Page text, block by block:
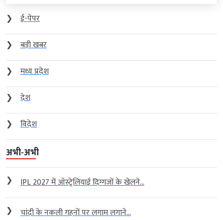
❯
ई-पेपर
❯
बड़ी खबर
❯
मध्य प्रदेश
❯
देश
❯
विदेश
अभी-अभी
❯ IPL 2027 में ऑस्ट्रेलियाई दिग्गजों के खेलने...
❯ चांदी के नकली गहनों पर लगाम लगाने...